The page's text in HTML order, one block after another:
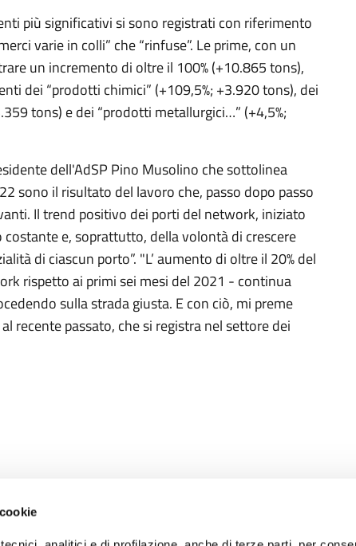
più significativi si sono registrati con riferimento
varie in colli” che “rinfuse”. Le prime, con un
un incremento di oltre il 100% (+10.865 tons),
dei “prodotti chimici” (+109,5%; +3.920 tons), dei
tons) e dei “prodotti metallurgici…” (+4,5%;
dell'AdSP Pino Musolino che sottolinea
sono il risultato del lavoro che, passo dopo passo
Il trend positivo dei porti del network, iniziato
e, soprattutto, della volontà di crescere
di ciascun porto”. "L’ aumento di oltre il 20% del
rispetto ai primi sei mesi del 2021 - continua
sulla strada giusta. E con ciò, mi preme
recente passato, che si registra nel settore dei
RECAPITI